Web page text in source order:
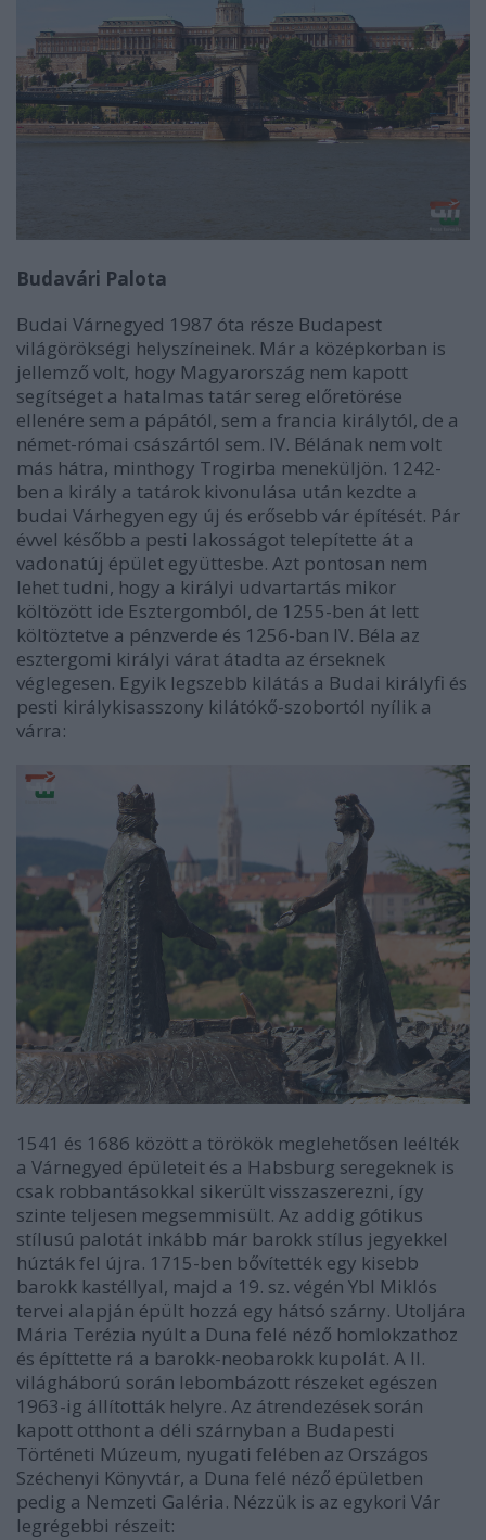
Budavári Palota
Budai Várnegyed 1987 óta része Budapest
világörökségi helyszíneinek. Már a középkorban is
jellemző volt, hogy Magyarország nem kapott
segítséget a hatalmas tatár sereg előretörése
ellenére sem a pápától, sem a francia királytól, de a
német-római császártól sem. IV. Bélának nem volt
más hátra, minthogy Trogirba meneküljön. 1242-
ben a király a tatárok kivonulása után kezdte a
budai Várhegyen egy új és erősebb vár építését. Pár
évvel később a pesti lakosságot telepítette át a
vadonatúj épület együttesbe. Azt pontosan nem
lehet tudni, hogy a királyi udvartartás mikor
költözött ide Esztergomból, de 1255-ben át lett
költöztetve a pénzverde és 1256-ban IV. Béla az
esztergomi királyi várat átadta az érseknek
véglegesen. Egyik legszebb kilátás a Budai királyfi és
pesti királykisasszony kilátókő-szobortól nyílik a
várra:
1541 és 1686 között a törökök meglehetősen leélték
a Várnegyed épületeit és a Habsburg seregeknek is
csak robbantásokkal sikerült visszaszerezni, így
szinte teljesen megsemmisült. Az addig gótikus
stílusú palotát inkább már barokk stílus jegyekkel
húzták fel újra. 1715-ben bővítették egy kisebb
barokk kastéllyal, majd a 19. sz. végén Ybl Miklós
tervei alapján épült hozzá egy hátsó szárny. Utoljára
Mária Terézia nyúlt a Duna felé néző homlokzathoz
és építtette rá a barokk-neobarokk kupolát. A II.
világháború során lebombázott részeket egészen
1963-ig állították helyre. Az átrendezések során
kapott otthont a déli szárnyban a Budapesti
Történeti Múzeum, nyugati felében az Országos
Széchenyi Könyvtár, a Duna felé néző épületben
pedig a Nemzeti Galéria. Nézzük is az egykori Vár
legrégebbi részeit: